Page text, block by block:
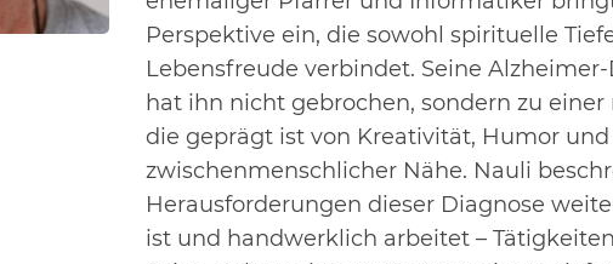
Perspektive ein, die sowohl spirituelle
Lebensfreudeverbindet. Seine
hat ihn nicht gebrochen, sondern zu einer
die geprägt ist von Kreativität, Humor
zwischenmenschlicher Nähe. Nauli
Herausforderungen dieser Diagnose
ist und handwerklich arbeitet –